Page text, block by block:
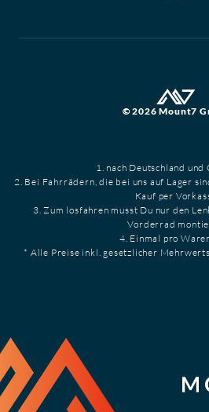
© 2026 Mount7
1. nach Deutschland
2. Bei Fahrrädern, die bei uns auf Lager
Kauf per
3. Zum losfahren musst Du nur den
Vorderrad
4. Einmal pro
* Alle Preise inkl. gesetzlicher